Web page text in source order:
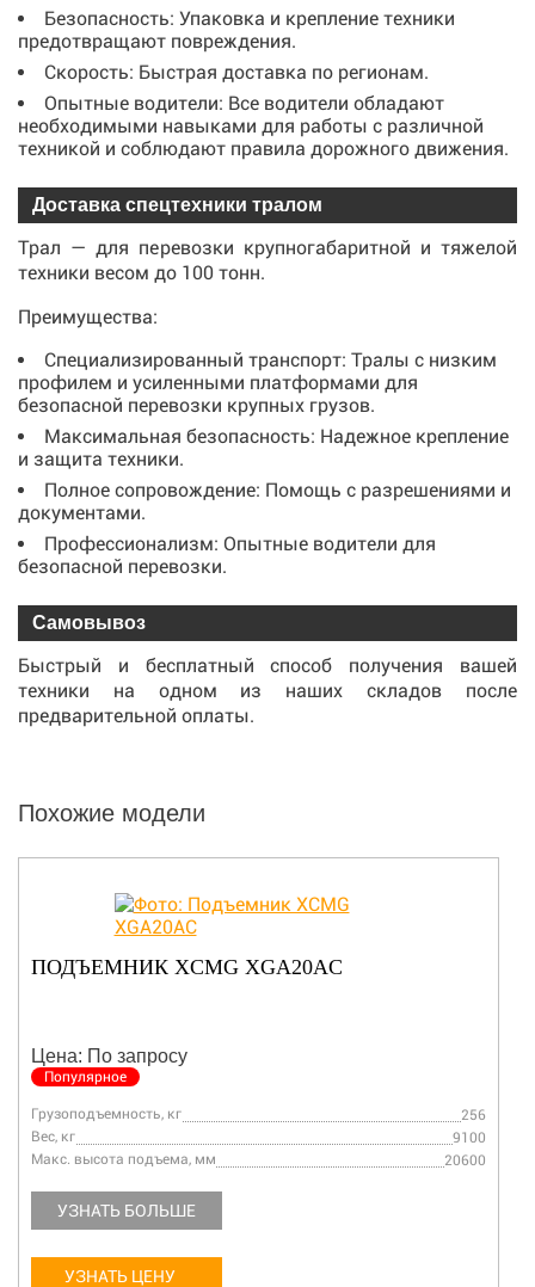
Безопасность: Упаковка и крепление техники
предотвращают повреждения.
Скорость: Быстрая доставка по регионам.
Опытные водители: Все водители обладают
необходимыми навыками для работы с различной
техникой и соблюдают правила дорожного движения.
Доставка спецтехники тралом
Трал — для перевозки крупногабаритной и тяжелой
техники весом до 100 тонн.
Преимущества:
Специализированный транспорт: Тралы с низким
профилем и усиленными платформами для
безопасной перевозки крупных грузов.
Максимальная безопасность: Надежное крепление
и защита техники.
Полное сопровождение: Помощь с разрешениями и
документами.
Профессионализм: Опытные водители для
безопасной перевозки.
Самовывоз
Быстрый и бесплатный способ получения вашей
техники на одном из наших складов после
предварительной оплаты.
Похожие модели
ПОДЪЕМНИК XCMG XGA20AC
Цена: По запросу
Популярное
Грузоподъемность, кг
256
Вес, кг
9100
Макс. высота подъема, мм
20600
УЗНАТЬ БОЛЬШЕ
УЗНАТЬ ЦЕНУ